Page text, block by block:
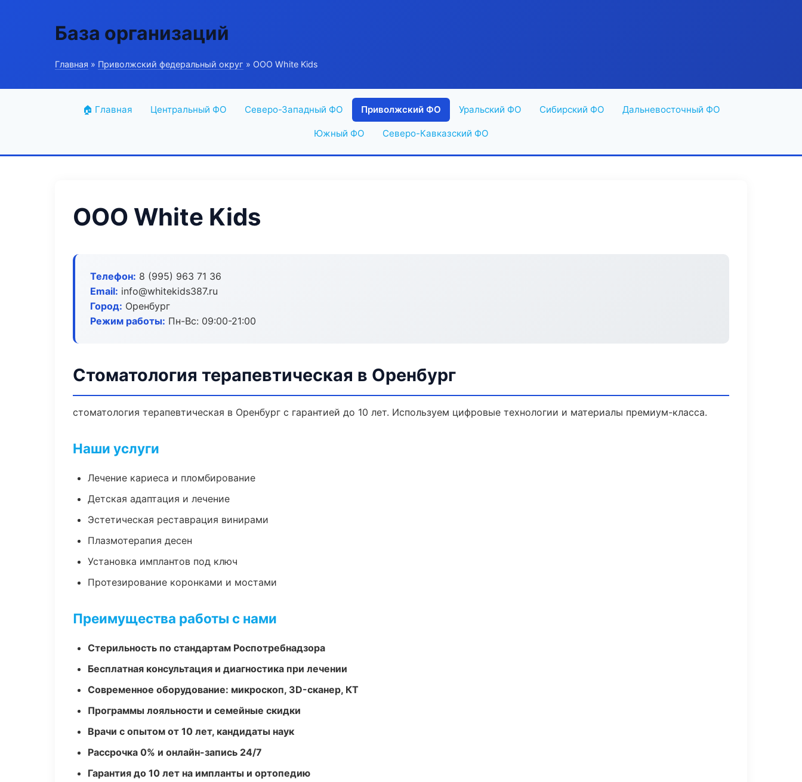
База организаций
Главная » Приволжский федеральный округ » ООО White Kids
🏠 Главная Центральный ФО Северо-Западный ФО Приволжский ФО Уральский ФО Сибирский ФО Дальневосточный ФО
Южный ФО Северо-Кавказский ФО
ООО White Kids
Телефон: 8 (995) 963 71 36
Email: info@whitekids387.ru
Город: Оренбург
Режим работы: Пн-Вс: 09:00-21:00
Стоматология терапевтическая в Оренбург
стоматология терапевтическая в Оренбург с гарантией до 10 лет. Используем цифровые технологии и материалы премиум-класса.
Наши услуги
Лечение кариеса и пломбирование
Детская адаптация и лечение
Эстетическая реставрация винирами
Плазмотерапия десен
Установка имплантов под ключ
Протезирование коронками и мостами
Преимущества работы с нами
Стерильность по стандартам Роспотребнадзора
Бесплатная консультация и диагностика при лечении
Современное оборудование: микроскоп, 3D-сканер, КТ
Программы лояльности и семейные скидки
Врачи с опытом от 10 лет, кандидаты наук
Рассрочка 0% и онлайн-запись 24/7
Гарантия до 10 лет на импланты и ортопедию